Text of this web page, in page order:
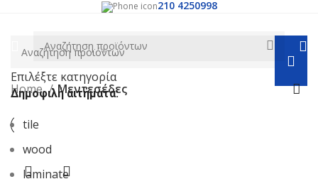
210 4250998
Home Μεντεσέδες
Επιλέξτε κατηγορία
Δημοφιλή αιτήματα:
tile
wood
laminate